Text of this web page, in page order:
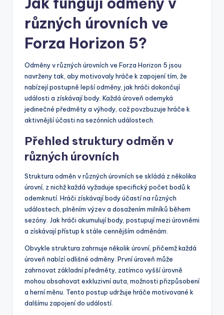
různých úrovních ve
Forza Horizon 5?
Odměny v různých úrovních ve Forza Horizon 5 jsou
navrženy tak, aby motivovaly hráče k zapojení tím, že
nabízejí postupně lepší odměny, jak hráči dokončují
události a získávají body. Každá úroveň odemyká
jedinečné předměty a výhody, což povzbuzuje hráče k
aktivnější účasti na sezónních událostech.
Přehled struktury odměn v
různých úrovních
Struktura odměn v různých úrovních se skládá z několika
úrovní, z nichž každá vyžaduje specifický počet bodů k
odemknutí. Hráči získávají body účastí na různých
událostech, plněním výzev a dosažením milníků během
sezóny. Jak hráči akumulují body, postupují mezi úrovněmi
a získávají přístup k stále cennějším odměnám.
Obvykle struktura zahrnuje několik úrovní, přičemž každá
úroveň nabízí odlišné odměny. První úroveň může
zahrnovat základní předměty, zatímco vyšší úrovně
mohou obsahovat exkluzivní auta, možnosti přizpůsobení
a herní měnu. Tento postup udržuje hráče motivované k
dalšímu zapojení do událostí.